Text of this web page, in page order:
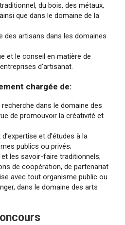
du bois, des métaux,
que dans le domaine de la
des artisans dans les domaines
et le conseil en matière de
d’artisanat.
chargée de:
dans le domaine des
de promouvoir la créativité et
et d’études à la
publics ou privés;
les savoir-faire traditionnels;
de coopération, de partenariat
avec tout organisme public ou
dans le domaine des arts